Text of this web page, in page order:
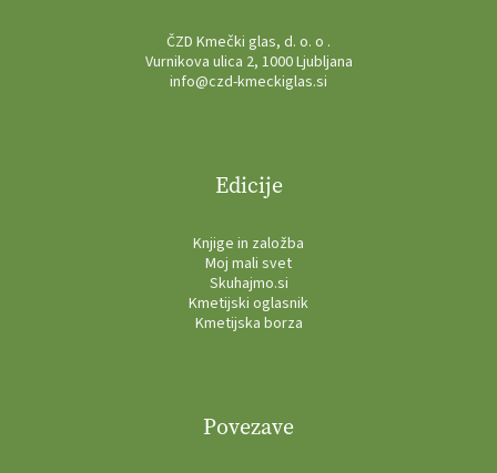
ČZD Kmečki glas, d. o. o .
Vurnikova ulica 2, 1000 Ljubljana
info@czd-kmeckiglas.si
Edicije
Knjige in založba
Moj mali svet
Skuhajmo.si
Kmetijski oglasnik
Kmetijska borza
Povezave